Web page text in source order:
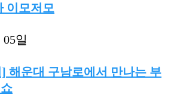
이모저모
05일
해운대 구남로에서 만나는 부